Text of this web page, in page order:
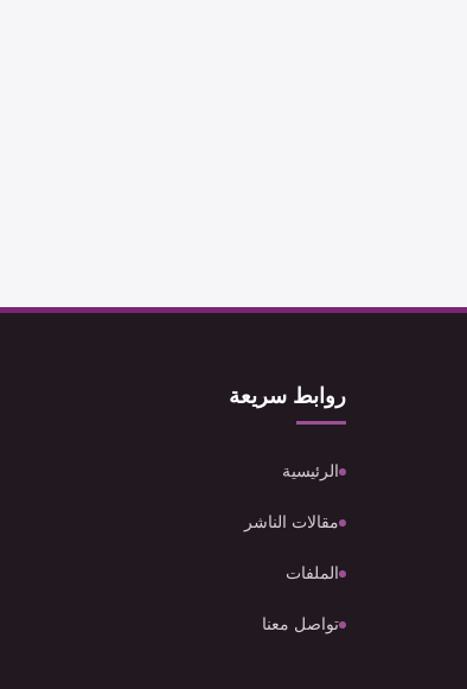
روابط سريعة
الرئيسية
مقالات الناشر
الملفات
تواصل معنا